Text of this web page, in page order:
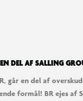
DEL AF SALLING
går en del af
formål! BR ejes af